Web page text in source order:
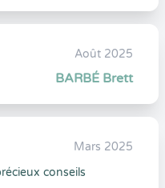
Août 2025
BARBÉ Brett
Mars 2025
conseils